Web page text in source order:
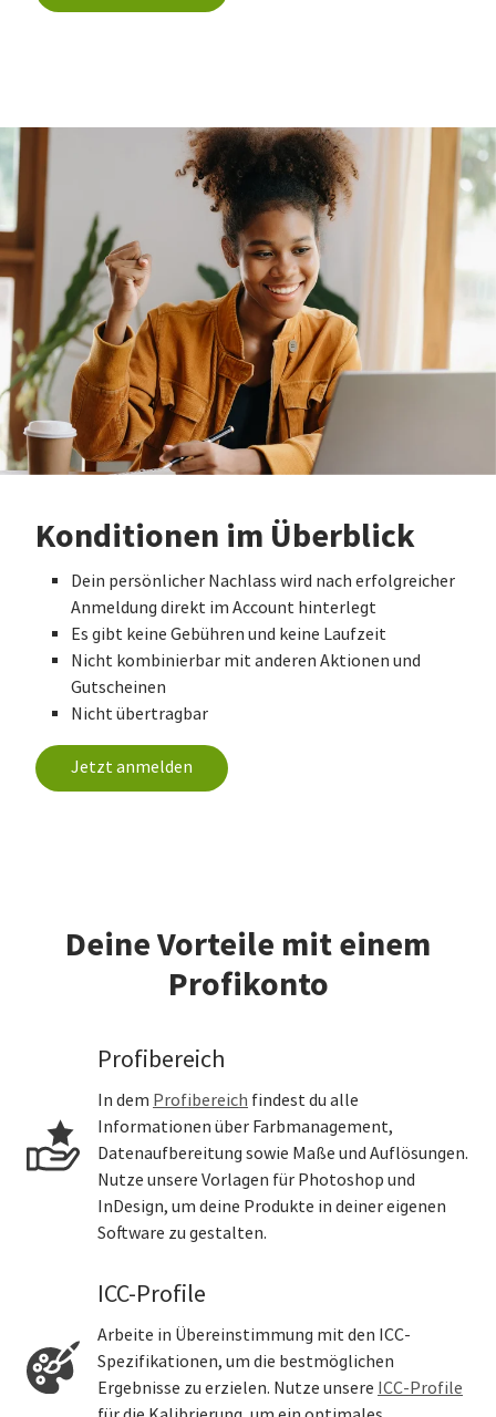
Konditionen im Überblick
Dein persönlicher Nachlass wird nach erfolgreicher
Anmeldung direkt im Account hinterlegt
Es gibt keine Gebühren und keine Laufzeit
Nicht kombinierbar mit anderen Aktionen und
Gutscheinen
Nicht übertragbar
Jetzt anmelden
Deine Vorteile mit einem
Profikonto
Profibereich
In dem Profibereich findest du alle
Informationen über Farbmanagement,
Datenaufbereitung sowie Maße und Auflösungen.
Nutze unsere Vorlagen für Photoshop und
InDesign, um deine Produkte in deiner eigenen
Software zu gestalten.
ICC-Profile
Arbeite in Übereinstimmung mit den ICC-
Spezifikationen, um die bestmöglichen
Ergebnisse zu erzielen. Nutze unsere ICC-Profile